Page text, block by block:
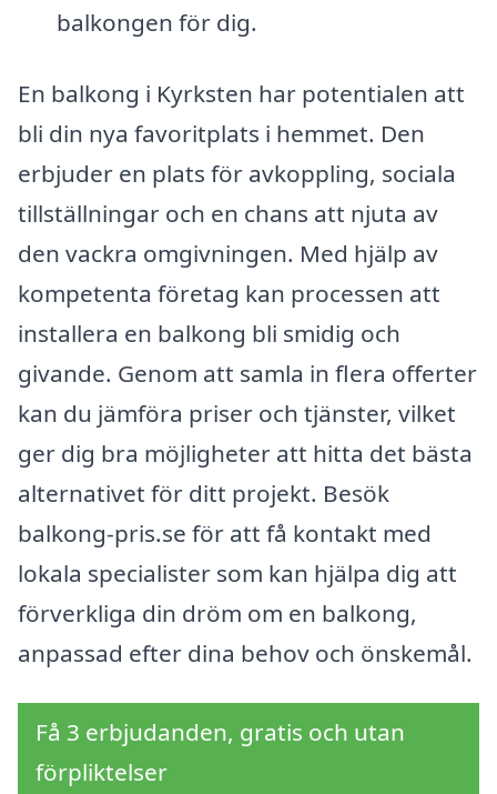
balkongen för dig.
En balkong i Kyrksten har potentialen att
bli din nya favoritplats i hemmet. Den
erbjuder en plats för avkoppling, sociala
tillställningar och en chans att njuta av
den vackra omgivningen. Med hjälp av
kompetenta företag kan processen att
installera en balkong bli smidig och
givande. Genom att samla in flera offerter
kan du jämföra priser och tjänster, vilket
ger dig bra möjligheter att hitta det bästa
alternativet för ditt projekt. Besök
balkong-pris.se för att få kontakt med
lokala specialister som kan hjälpa dig att
förverkliga din dröm om en balkong,
anpassad efter dina behov och önskemål.
Få 3 erbjudanden, gratis och utan
förpliktelser